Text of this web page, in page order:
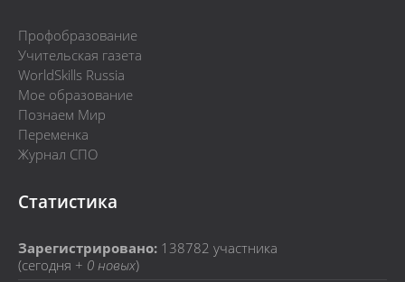
Профобразование
Учительская газета
WorldSkills Russia
Мое образование
Познаем Мир
Переменка
Журнал СПО
Статистика
Зарегистрировано: 138782 участника
(сегодня + 0 новых)